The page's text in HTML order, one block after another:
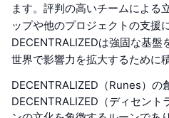
ます。評判の高いチームによる
ップや他のプロジェクトの支援
DECENTRALIZEDは強固な基
世界で影響力を拡大するために
DECENTRALIZED（Runes）の
DECENTRALIZED（ディセント